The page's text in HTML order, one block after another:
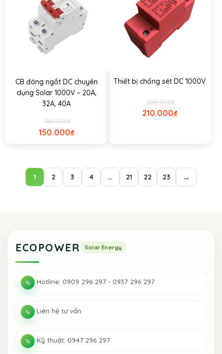
CB đóng ngắt DC chuyên
dụng Solar 1000V – 20A,
32A, 40A
₫
180.000
₫
150.000
Thiết bị chống sét DC 1000V
₫
220.000
₫
210.000
1 2 3 4 … 21 22 23 →
ECOPOWER
Hotline: 0909 296 297 - 0937 296 297
Liên hệ tư vấn
Kỹ thuật: 0947 296 297